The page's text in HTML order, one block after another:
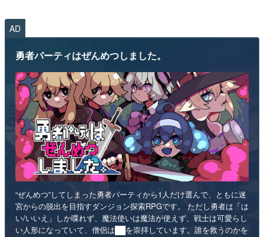
AD
勇者パーティはぜんめつしました。
“ぜんめつ”してしまった勇者パーティから1人だけ選んで、ともに迷
宮からの脱出を目指すダンジョン探索RPGです。 ただし勇者は「は
い/いいえ」しか喋れず、魔法使いは魔法が使えず、戦士は可愛らし
い人形になっていて、僧侶は██を崇拝しています。誰を救うのかを